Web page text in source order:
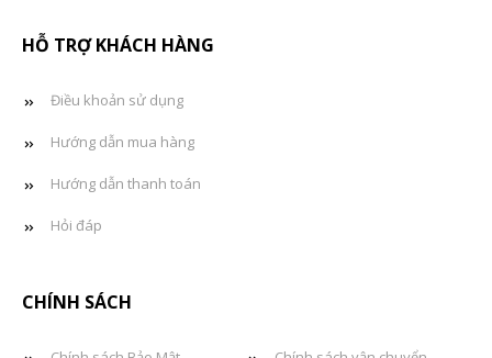
HỖ TRỢ KHÁCH HÀNG
Điều khoản sử dụng
Hướng dẫn mua hàng
Hướng dẫn thanh toán
Hỏi đáp
CHÍNH SÁCH